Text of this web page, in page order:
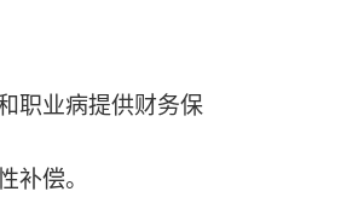
职业病提供财务保
补偿。